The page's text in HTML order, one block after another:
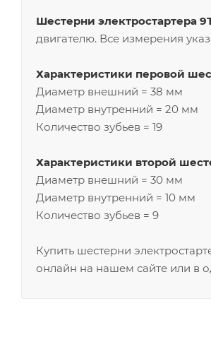
Шестерни электростартера
двигателю. Все измерения
Характеристики перовой
Диаметр внешний = 38 мм
Диаметр внутренний = 20 мм
Количество зубьев = 19
Характеристики второй
Диаметр внешний = 30 мм
Диаметр внутренний = 10 мм
Количество зубьев = 9
Купить шестерни
онлайн на нашем сайте или в